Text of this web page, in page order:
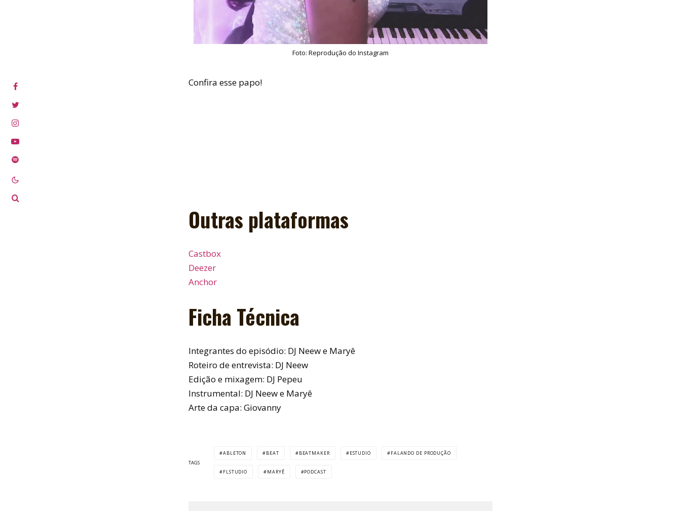
Foto: Reprodução do Instagram
Confira esse papo!
Outras plataformas
Castbox
Deezer
Anchor
Ficha Técnica
Integrantes do episódio: DJ Neew e Maryê
Roteiro de entrevista: DJ Neew
Edição e mixagem: DJ Pepeu
Instrumental: DJ Neew e Maryê
Arte da capa: Giovanny
TAGS
ABLETON BEAT BEATMAKER ESTUDIO FALANDO DE PRODUÇÃO
FLSTUDIO MARYÊ PODCAST